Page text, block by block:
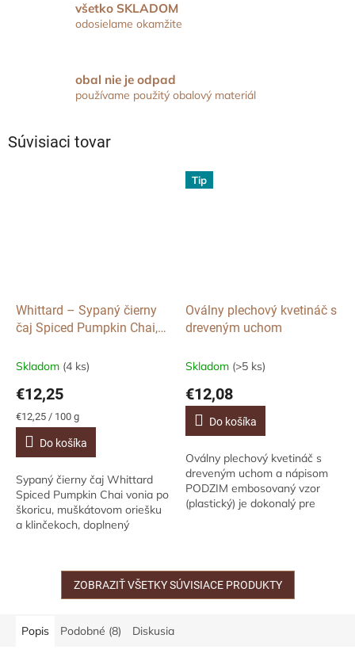
všetko SKLADOM
odosielame okamžite
obal nie je odpad
používame použitý obalový materiál
Súvisiaci tovar
Whittard – Sypaný čierny
čaj Spiced Pumpkin Chai,
Skladom (4 ks)
€12,25
Jednotková
cena:
€12,25 / 100 g
Do košíka
Sypaný čierny čaj Whittard
Spiced Pumpkin Chai vonia po
škoricu, muškátovom oriešku
a klinčekoch, doplnený
Tip
Oválny plechový kvetináč s
dreveným uchom
Skladom (>5 ks)
€12,08
Do košíka
Oválny plechový kvetináč s
dreveným uchom a nápisom
PODZIM embosovaný vzor
(plastický) je dokonalý pre
ZOBRAZIŤ VŠETKY SÚVISIACE PRODUKTY
Popis Podobné (8) Diskusia